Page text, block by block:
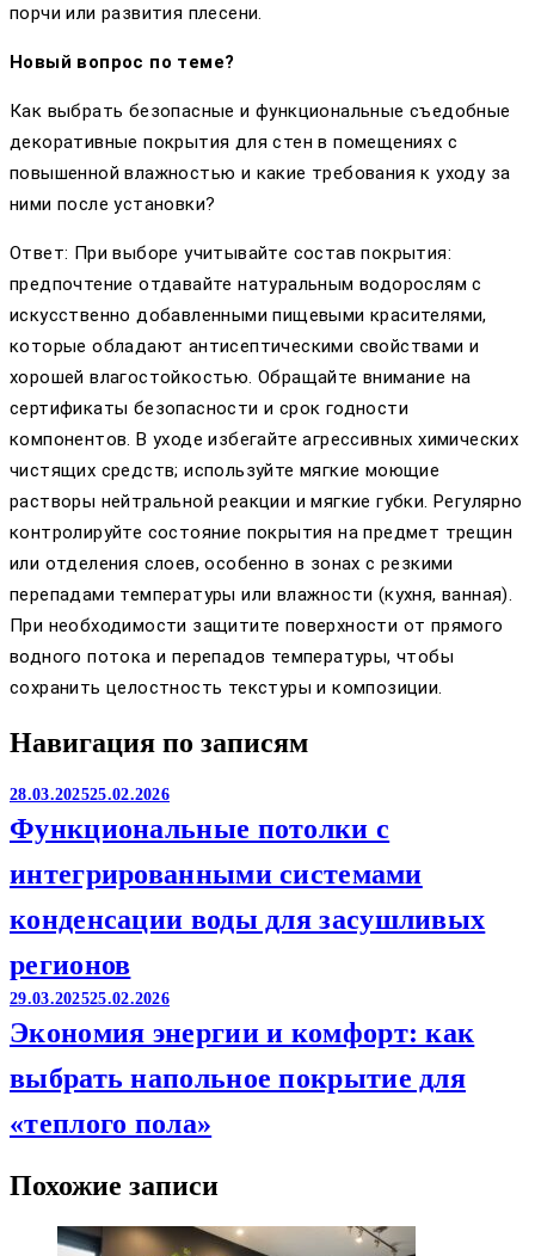
порчи или развития плесени.
Новый вопрос по теме?
Как выбрать безопасные и функциональные съедобные
декоративные покрытия для стен в помещениях с
повышенной влажностью и какие требования к уходу за
ними после установки?
Ответ: При выборе учитывайте состав покрытия:
предпочтение отдавайте натуральным водорослям с
искусственно добавленными пищевыми красителями,
которые обладают антисептическими свойствами и
хорошей влагостойкостью. Обращайте внимание на
сертификаты безопасности и срок годности
компонентов. В уходе избегайте агрессивных химических
чистящих средств; используйте мягкие моющие
растворы нейтральной реакции и мягкие губки. Регулярно
контролируйте состояние покрытия на предмет трещин
или отделения слоев, особенно в зонах с резкими
перепадами температуры или влажности (кухня, ванная).
При необходимости защитите поверхности от прямого
водного потока и перепадов температуры, чтобы
сохранить целостность текстуры и композиции.
Навигация по записям
28.03.202525.02.2026
Функциональные потолки с
интегрированными системами
конденсации воды для засушливых
регионов
29.03.202525.02.2026
Экономия энергии и комфорт: как
выбрать напольное покрытие для
«теплого пола»
Похожие записи